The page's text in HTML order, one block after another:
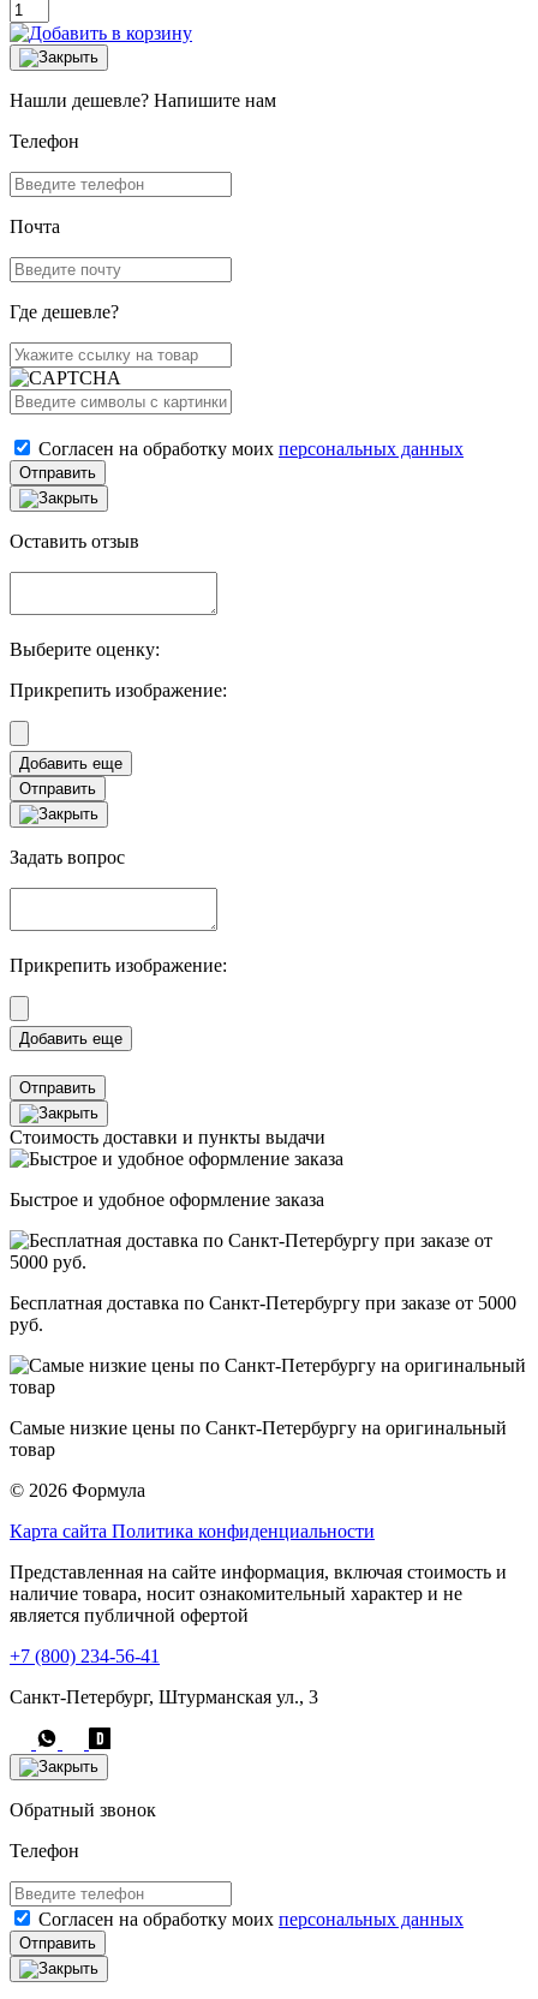
Нашли дешевле? Напишите нам
Телефон
Почта
Где дешевле?
Согласен на обработку моих персональных данных
Отправить
Оставить отзыв
Выберите оценку:
Прикрепить изображение:
Отправить
Задать вопрос
Прикрепить изображение:
Отправить
Стоимость доставки и пункты выдачи
Быстрое и удобное оформление заказа
Бесплатная доставка по Санкт-Петербургу при заказе от 5000
руб.
Самые низкие цены по Санкт-Петербургу на оригинальный
товар
© 2026 Формула
Карта сайта Политика конфиденциальности
Представленная на сайте информация, включая стоимость и
наличие товара, носит ознакомительный характер и не
является публичной офертой
+7 (800) 234-56-41
Санкт-Петербург, Штурманская ул., 3
Обратный звонок
Телефон
Согласен на обработку моих персональных данных
Отправить